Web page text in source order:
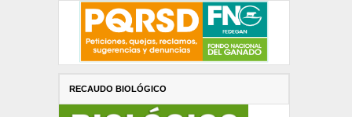
RECAUDO BIOLÓGICO